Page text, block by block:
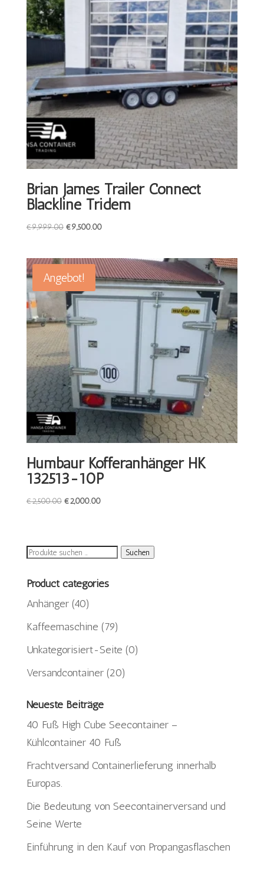
Brian James Trailer Connect
Blackline Tridem
€9,999.00 Ursprünglicher
€9,999.00
€9,500.00Aktueller
€9,500.00.
Angebot!
Humbaur Kofferanhänger HK
132513-10P
€2,500.00 Ursprünglicher
€2,000.00Aktueller
Suchen
Suchen
Product categories
Anhänger (40)
Kaffeemaschine (79)
Unkategorisiert-Seite (0)
Versandcontainer (20)
Neueste Beiträge
40 Fuß High Cube Seecontainer –
Kühlcontainer 40 Fuß
Frachtversand Containerlieferung innerhalb
Europas.
Die Bedeutung von Seecontainerversand und
Seine Werte
Einführung in den Kauf von Propangasflaschen